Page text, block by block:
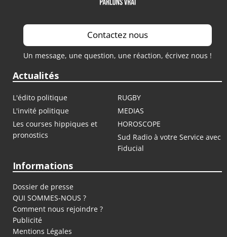
Contactez nous
Un message, une question, une réaction, écrivez nous !
Actualités
L'édito politique
RUGBY
L'invité politique
MEDIAS
Les courses hippiques et
pronostics
HOROSCOPE
Sud Radio à votre Service avec
Fiducial
Informations
Dossier de presse
QUI SOMMES-NOUS ?
Comment nous rejoindre ?
Publicité
Mentions Légales